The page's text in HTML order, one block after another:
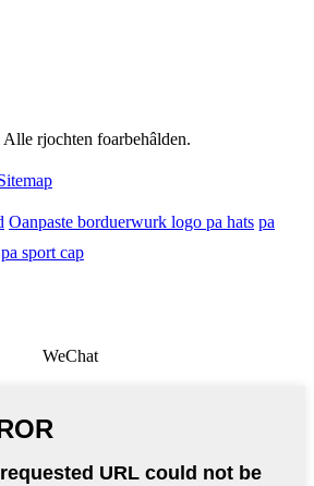
rjochten foarbehâlden.
Oanpaste borduerwurk logo pa hats pa
pa sport cap
WeChat